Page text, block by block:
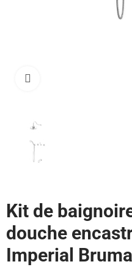
Kit de
douche
Imperial Bruma